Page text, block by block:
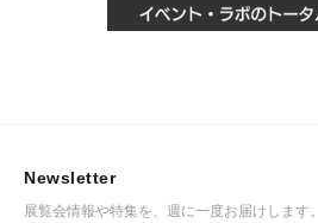
Newsletter
展覧会情報や特集を、週に一度お届けします。